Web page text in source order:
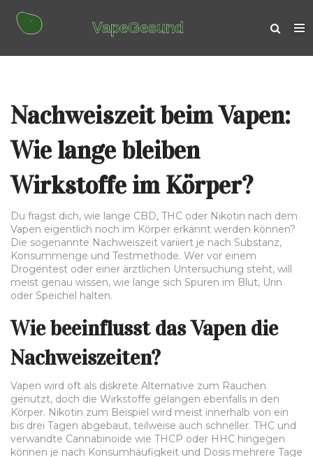
Nachweiszeit beim Vapen:
Wie lange bleiben
Wirkstoffe im Körper?
Du fragst dich, wie lange CBD, THC oder Nikotin nach dem
Vapen eigentlich noch im Körper erkannt werden können?
Die sogenannte Nachweiszeit variiert je nach Substanz,
Konsummenge und Testmethode. Wer vor einem
Drogentest oder einer ärztlichen Untersuchung steht, will
meist genau wissen, wie lange sich Spuren im Blut, Urin
oder Speichel halten.
Wie beeinflusst das Vapen die
Nachweiszeiten?
Vapen wird oft als diskrete Alternative zum Rauchen
genutzt, doch die Wirkstoffe gelangen ebenfalls in den
Körper. Nikotin zum Beispiel wird meist innerhalb von ein
bis drei Tagen abgebaut, teilweise auch schneller. THC und
verwandte Cannabinoide wie THCP oder HHC hingegen
können je nach Konsumhäufigkeit und Dosis mehrere Tage